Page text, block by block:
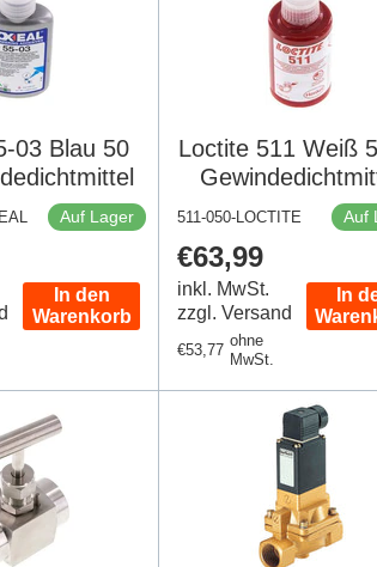
03 Blau 50
Auf Lager
In den
Warenkorb
Loctite 511 Weiß
511-050-LOCTITE Auf
Regulärer
Preis
€63,99
inkl. MwSt.
zzgl. Versand
Regulärer
€53,77
ohne
MwSt.
In